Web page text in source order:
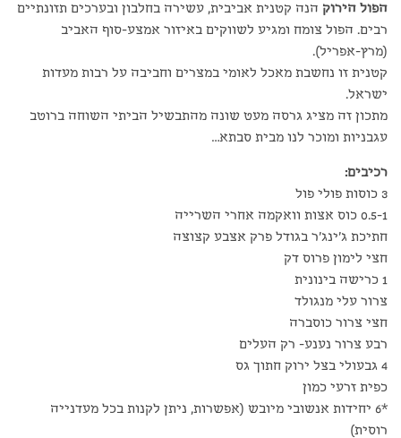
הפול הירוק הנה קטנית אביבית, עשירה בחלבון ובערכים תזונתיים
רבים. הפול צומח ומגיע לשווקים באיזור אמצע-סוף האביב
(מרץ-אפריל).
קטנית זו נחשבת מאכל לאומי במצרים וחביבה על רבות מעדות
ישראל.
מתכון זה מציג גרסה מעט שונה מהתבשיל הביתי השוחה ברוטב
עגבניות ומוכר לנו מבית סבתא…
רכיבים:
3 כוסות פולי פול
0.5-1 כוס אצות וואקמה אחרי השרייה
חתיכת ג'ינג'ר בגודל פרק אצבע קצוצה
חצי לימון פרוס דק
1 כרישה בינונית
צרור עלי מנגולד
חצי צרור כוסברה
רבע צרור נענע- רק העלים
4 גבעולי בצל ירוק חתוך גס
כפית זרעי כמון
*6 יחידות אנשובי מיובש (אפשרות, ניתן לקנות בכל מעדנייה
רוסית)